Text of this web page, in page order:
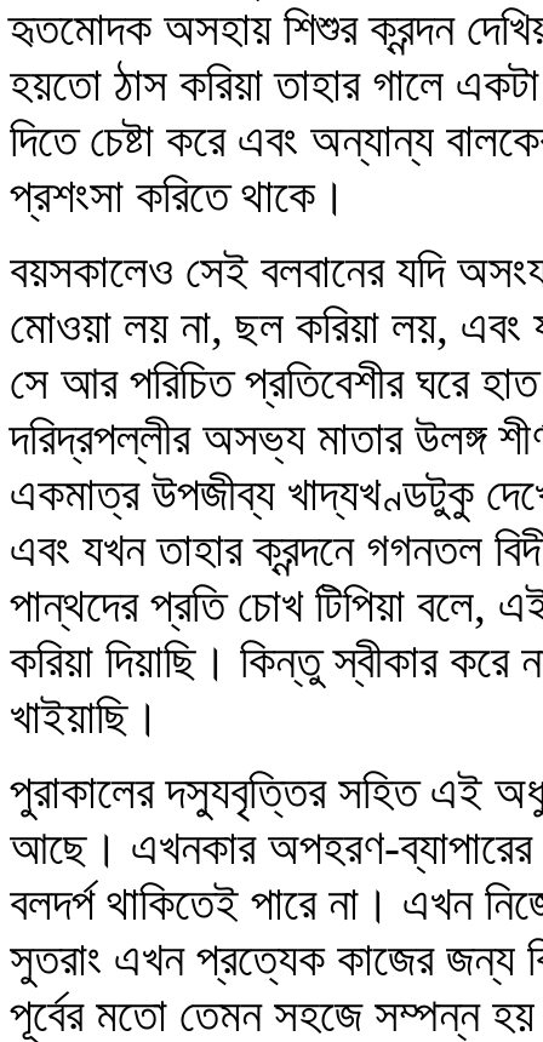
হৃতমোদক অসহায় শিশুর ক্রন্দন
হয়তো ঠাস করিয়া তাহার গালে
দিতে চেষ্টা করে এবং অন্যান্য
প্রশংসা করিতে থাকে।
বয়সকালেও সেই বলবানের যদি
মোওয়া লয় না, ছল করিয়া লয়,
সে আর পরিচিত প্রতিবেশীর ঘরে
দরিদ্রপল্লীর অসভ্য মাতার উলঙ্গ
একমাত্র উপজীব্য খাদ্যখণ্ডটুকু
এবং যখন তাহার ক্রন্দনে গগনতল
পান্থদের প্রতি চোখ টিপিয়া
করিয়া দিয়াছি। কিন্তু স্বীকার করে
খাইয়াছি।
পুরাকালের দস্যুবৃত্তির সহিত এই
আছে। এখনকার অপহরণ-ব্যাপারের
বলদর্প থাকিতেই পারে না। এখন
সুতরাং এখন প্রত্যেক কাজের জন্য
পূর্বের মতো তেমন সহজে সম্পন্ন